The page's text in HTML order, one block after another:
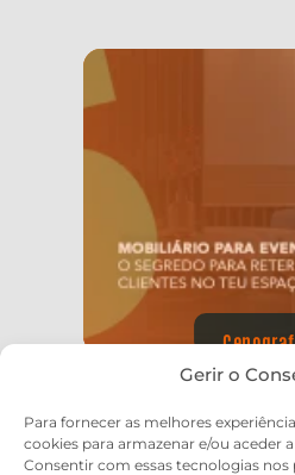
Gerir o
Para fornecer as melhores
cookies para armazenar e/ou aceder
Consentir com essas tecnologias
SEGREDO PARA
CLIENTES NO TEU